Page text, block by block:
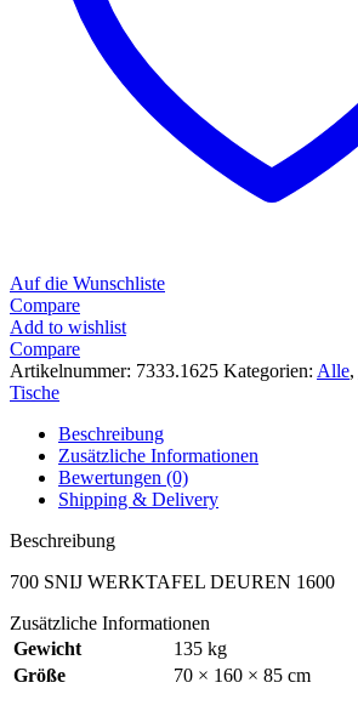
Auf die Wunschliste
Compare
Add to wishlist
Compare
Artikelnummer: 7333.1625 Kategorien: Alle,
Tische
Beschreibung
Zusätzliche Informationen
Bewertungen (0)
Shipping & Delivery
Beschreibung
700 SNIJ WERKTAFEL DEUREN 1600
Zusätzliche Informationen
Gewicht
135 kg
Größe
70 × 160 × 85 cm